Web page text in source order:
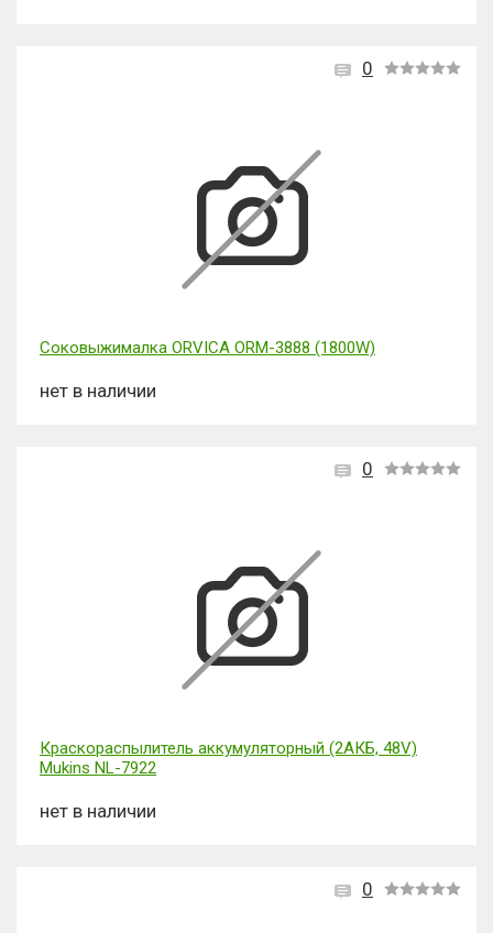
0
Соковыжималка ORVICA ORM-3888 (1800W)
нет в наличии
0
Краскораспылитель аккумуляторный (2АКБ, 48V)
Mukins NL-7922
нет в наличии
0